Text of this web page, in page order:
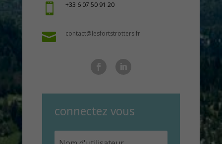
 +33 6 07 50 91 20
 contact@lesfortstrotters.fr
connectez vous